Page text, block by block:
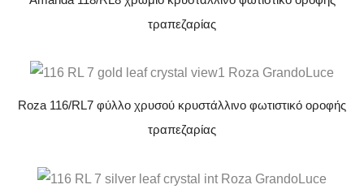
τραπεζαρίας
Roza 116/RL7 φύλλο χρυσού κρυστάλλινο φωτιστικό οροφής
τραπεζαρίας